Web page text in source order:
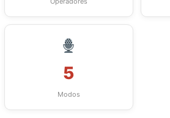
5
Modos